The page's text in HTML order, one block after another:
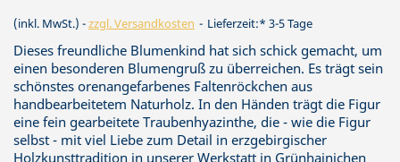
(inkl. MwSt.) zzgl. Versandkosten Lieferzeit:* 3-5 Tage
Dieses freundliche Blumenkind hat sich schick gemacht, um
einen besonderen Blumengruß zu überreichen. Es trägt sein
schönstes orenangefarbenes Faltenröckchen aus
handbearbeitetem Naturholz. In den Händen trägt die Figur
eine fein gearbeitete Traubenhyazinthe, die - wie die Figur
selbst - mit viel Liebe zum Detail in erzgebirgischer
Holzkunsttradition in unserer Werkstatt in Grünhainichen